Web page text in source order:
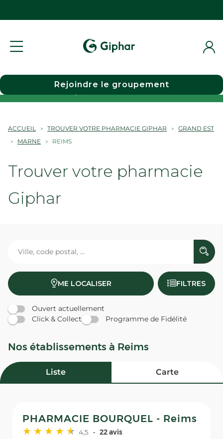
Choisir une pharmacie
Rejoindre le groupement
ACCUEIL TROUVER VOTRE PHARMACIE GIPHAR
GRAND EST
MARNE
REIMS
Trouver votre pharmacie
Giphar
ME LOCALISER FILTRES
Ouvert actuellement
Click & Collect
Programme de Fidélité
Nos établissements à Reims
Liste Carte
PHARMACIE BOURQUEL - Reims
4,5 22 avis